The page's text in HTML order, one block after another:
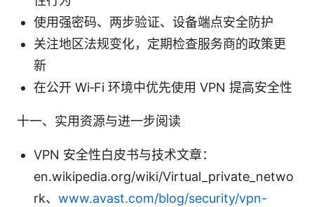
使用强密码、两步验证、设备端点安全防护
关注地区法规变化，定期检查服务商的政策更
新
在公开 Wi‑Fi 环境中优先使用 VPN 提高安全性
十一、实用资源与进一步阅读
VPN 安全性白皮书与技术文章：
en.wikipedia.org/wiki/Virtual_private_netwo
rk、 www.avast.com/blog/security/vpn-